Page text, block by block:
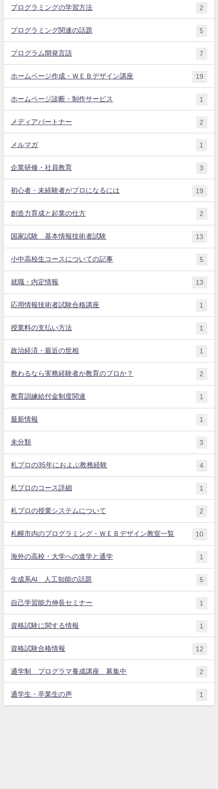
プログラミングの学習方法 2
プログラミング関連の話題 5
プログラム開発言語 7
ホームページ作成・ＷＥＢデザイン講座 19
ホームページ診断・制作サービス 1
メディアパートナー 2
メルマガ 1
企業研修・社員教育 3
初心者・未経験者がプロになるには 19
創造力育成と起業の仕方 2
国家試験 基本情報技術者試験 13
小中高校生コースについての記事 5
就職・内定情報 13
応用情報技術者試験合格講座 1
授業料の支払い方法 1
政治経済・最近の世相 1
教わるなら実務経験者か教育のプロか？ 2
教育訓練給付金制度関連 1
最新情報 1
未分類 3
札プロの35年におよぶ教務経験 4
札プロのコース詳細 1
札プロの授業システムについて 2
札幌市内のプログラミング・ＷＥＢデザイン教室一覧 10
海外の高校・大学への進学と通学 1
生成系AI 人工知能の話題 5
自己学習能力伸長セミナー 1
資格試験に関する情報 1
資格試験合格情報 12
通学制 プログラマ養成講座 募集中 2
通学生・卒業生の声 1